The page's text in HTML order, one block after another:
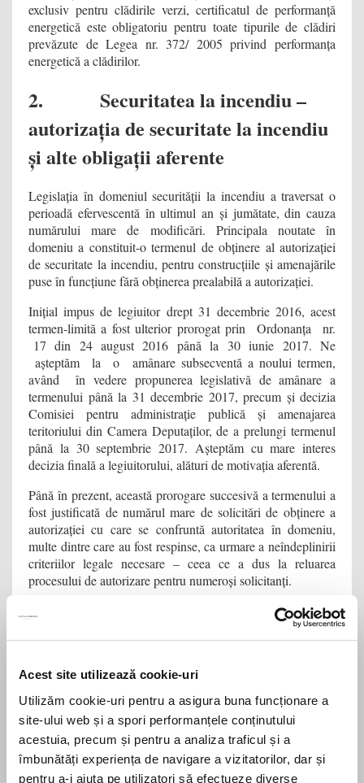
Acest site utilizează cookie-uri
Utilizăm cookie-uri pentru a asigura buna funcționare a
site-ului web și a spori performanțele conținutului
acestuia, precum și pentru a analiza traficul și a
îmbunătăți experiența de navigare a vizitatorilor, dar și
pentru a-i ajuta pe utilizatori să efectueze diverse
exclusiv pentru clădirile verzi, certificatul de performanță
energetică este obligatoriu pentru toate tipurile de clădiri
prevăzute de Legea nr. 372/ 2005 privind performanța
energetică a clădirilor.
2. Securitatea la incendiu –
autorizația de securitate la incendiu
și alte obligații aferente
Legislația în domeniul securității la incendiu a traversat o
perioadă efervescentă în ultimul an și jumătate, din cauza
numărului mare de modificări. Principala noutate în
domeniu a constituit-o termenul de obținere al autorizației
de securitate la incendiu, pentru construcțiile și amenajările
puse în funcțiune fără obținerea prealabilă a autorizației.
Inițial impus de legiuitor drept 31 decembrie 2016, acest
termen-limită a fost ulterior prorogat prin Ordonanța nr.
17 din 24 august 2016 până la 30 iunie 2017. Ne
așteptăm la o amânare subsecventă a noului termen,
având în vedere propunerea legislativă de amânare a
termenului până la 31 decembrie 2017, precum și decizia
Comisiei pentru administrație publică și amenajarea
teritoriului din Camera Deputaților, de a prelungi termenul
până la 30 septembrie 2017. Așteptăm cu mare interes
decizia finală a legiuitorului, alături de motivația aferentă.
Până în prezent, această prorogare succesivă a termenului a
fost justificată de numărul mare de solicitări de obținere a
autorizației cu care se confruntă autoritatea în domeniu,
multe dintre care au fost respinse, ca urmare a neîndeplinirii
criteriilor legale necesare – ceea ce a dus la reluarea
procesului de autorizare pentru numeroși solicitanți.
Revenind la relația proprietar-chiriaș și cerințele de
autorizare aferente fiecărei părți, menționăm că în baza
legislației în domeniu, proprietarul are obligația de a obține
funcțiune clădirea, în anumite cazuri, printre care în cazul
unei clădiri cu birouri cu aria desfășurată mai mare sau
egală cu 600 mp sau în cazul unei parcări cu peste 10
autoturisme.